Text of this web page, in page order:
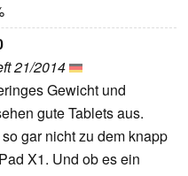
21/2014
Gewicht und
gute Tablets aus.
gar nicht zu dem knapp
X1. Und ob es ein